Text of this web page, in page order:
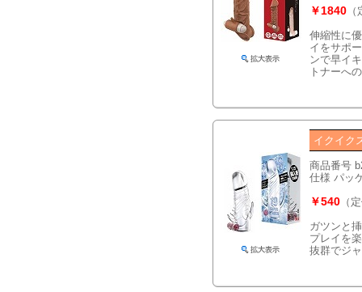
￥1840
伸縮性に
イをサポ
ンで早イ
トナーへ
イクイク
商品番号
仕様 パッ
￥540 （
ガツンと
プレイを
抜群でジ